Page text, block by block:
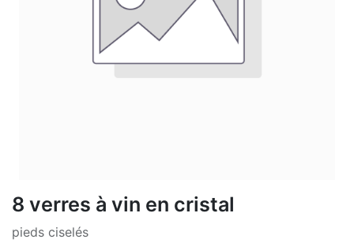
8 verres à vin en cristal
pieds ciselés